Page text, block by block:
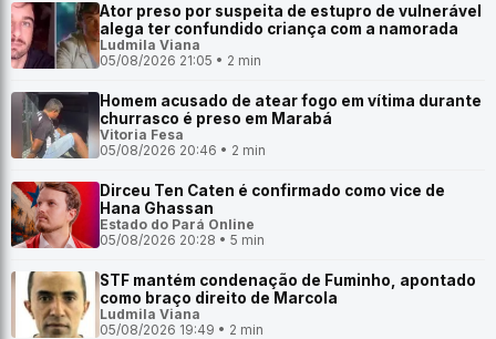
Ator preso por suspeita de estupro de vulnerável
alega ter confundido criança com a namorada
Ludmila Viana
05/08/2026 21:05 • 2 min
Homem acusado de atear fogo em vítima durante
churrasco é preso em Marabá
Vitoria Fesa
05/08/2026 20:46 • 2 min
Dirceu Ten Caten é confirmado como vice de
Hana Ghassan
Estado do Pará Online
05/08/2026 20:28 • 5 min
STF mantém condenação de Fuminho, apontado
como braço direito de Marcola
Ludmila Viana
05/08/2026 19:49 • 2 min